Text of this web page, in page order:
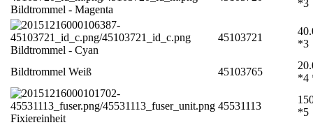
Bildtrommel - Magenta
*3
Bildtrommel - Cyan
45103721
*3
Bildtrommel Weiß 45103765
*4
Fixiereinheit
45531113
*5